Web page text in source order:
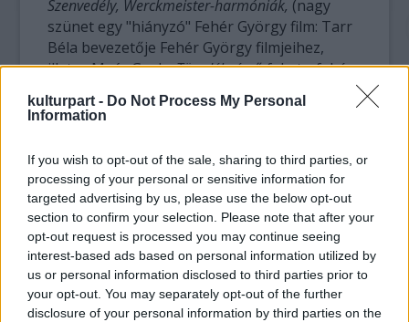
kulturpart - Do Not Process My Personal
Information
If you wish to opt-out of the sale, sharing to third parties, or
processing of your personal or sensitive information for
targeted advertising by us, please use the below opt-out
section to confirm your selection. Please note that after your
opt-out request is processed you may continue seeing
interest-based ads based on personal information utilized by
us or personal information disclosed to third parties prior to
your opt-out. You may separately opt-out of the further
disclosure of your personal information by third parties on the
Szenvedély, Werckmeister-harmóniák, (nagy
szünet egy "hiányzó" Fehér György film: Tarr
Béla bevezetője Fehér György filmjeihez,
illetve Maár Gyula:Töredékcímű fekete-fehér
nélkül nem készülhetett volna el...),A londoni
A torinói ló